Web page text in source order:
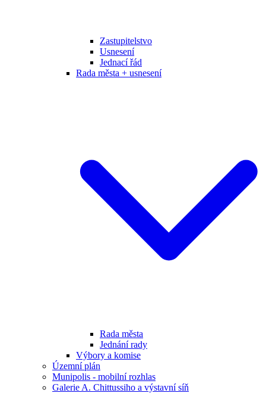
Zastupitelstvo
Usnesení
Jednací řád
Rada města + usnesení
Rada města
Jednání rady
Výbory a komise
Územní plán
Munipolis - mobilní rozhlas
Galerie A. Chittussiho a výstavní síň